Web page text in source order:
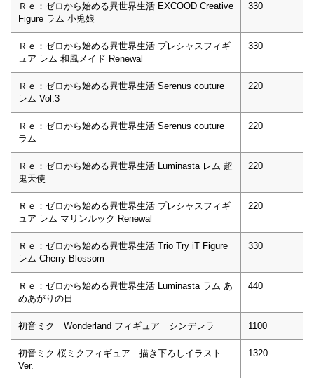
Ｒｅ：ゼロから始める異世界生活 EXCOOD Creative
Figure ラム 小兎娘
330
Ｒｅ：ゼロから始める異世界生活 プレシャスフィギ
ュア レム 和風メイド Renewal
330
Ｒｅ：ゼロから始める異世界生活 Serenus couture
レム Vol.3
220
Ｒｅ：ゼロから始める異世界生活 Serenus couture
ラム
220
Ｒｅ：ゼロから始める異世界生活 Luminasta レム 超
鬼天使
220
Ｒｅ：ゼロから始める異世界生活 プレシャスフィギ
ュア レム マリンルック Renewal
220
Ｒｅ：ゼロから始める異世界生活 Trio Try iT Figure
レム Cherry Blossom
330
Ｒｅ：ゼロから始める異世界生活 Luminasta ラム あ
めあがりの日
440
初音ミク Wonderland フィギュア シンデレラ 1100
初音ミク 桜ミクフィギュア 描き下ろしイラスト
Ver.
1320